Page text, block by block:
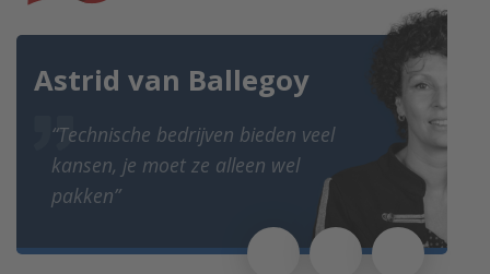
Astrid van Ballegoy
“Technische bedrijven bieden veel
kansen, je moet ze alleen wel
pakken”